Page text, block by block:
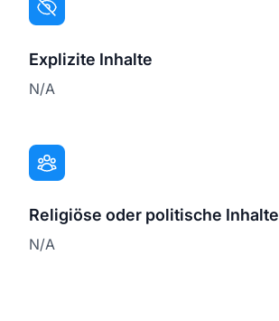
Explizite Inhalte
N/A
Religiöse oder politische Inhalte
N/A